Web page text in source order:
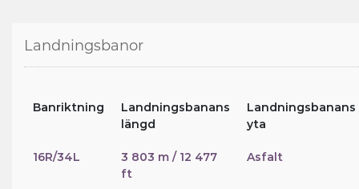
Landningsbanor
Banriktning
Landningsbanans
längd
Landningsbanans
yta
16R/34L
3 803 m / 12 477
ft
Asfalt